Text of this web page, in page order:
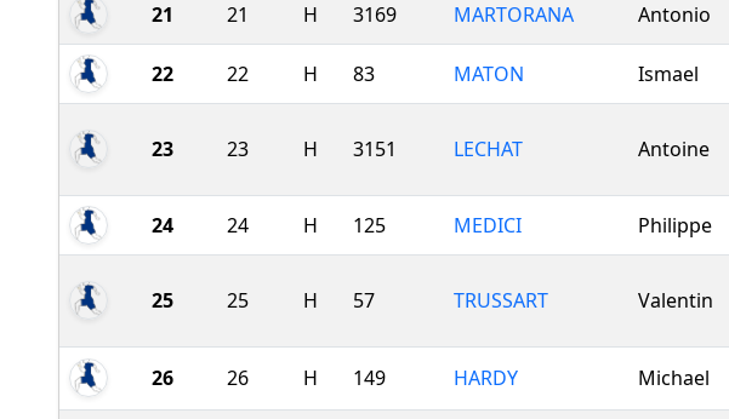
21 21 H 3169 MARTORANA Antonio
22 22 H 83 MATON Ismael
23 23 H 3151 LECHAT Antoine
24 24 H 125 MEDICI Philippe
25 25 H 57 TRUSSART Valentin
26 26 H 149 HARDY Michael